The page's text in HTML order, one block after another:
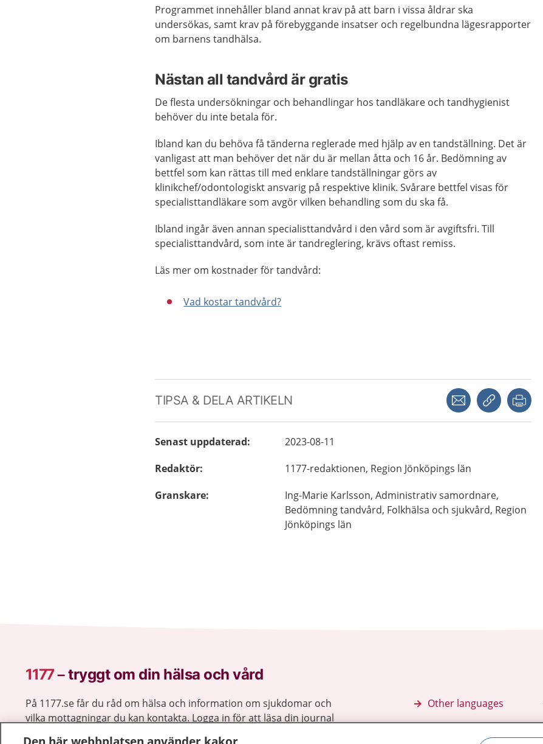
Programmet innehåller bland annat krav på att barn i vissa åldrar ska
undersökas, samt krav på förebyggande insatser och regelbundna lägesrapporter
om barnens tandhälsa.
Nästan all tandvård är gratis
De flesta undersökningar och behandlingar hos tandläkare och tandhygienist
behöver du inte betala för.
Ibland kan du behöva få tänderna reglerade med hjälp av en tandställning. Det är
vanligast att man behöver det när du är mellan åtta och 16 år. Bedömning av
bettfel som kan rättas till med enklare tandställningar görs av
klinikchef/odontologiskt ansvarig på respektive klinik. Svårare bettfel visas för
specialisttandläkare som avgör vilken behandling som du ska få.
Ibland ingår även annan specialisttandvård i den vård som är avgiftsfri. Till
specialisttandvård, som inte är tandreglering, krävs oftast remiss.
Läs mer om kostnader för tandvård:
Vad kostar tandvård?
TIPSA & DELA ARTIKELN Dela via mejlKopiera länk
Senast uppdaterad:
2023-08-11
Redaktör: 1177-redaktionen, Region Jönköpings län
Granskare: Ing-Marie Karlsson, Administrativ samordnare,
Bedömning tandvård, Folkhälsa och sjukvård, Region
Jönköpings län
1177–tryggt om din hälsa och vård
På 1177.se får du råd om hälsa och information om sjukdomar och
vilka mottagningar du kan kontakta. Logga in för att läsa din journal
Other languages